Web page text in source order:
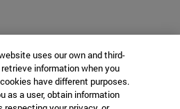
uses our own and third-
information when you
have different purposes.
as a user, obtain information